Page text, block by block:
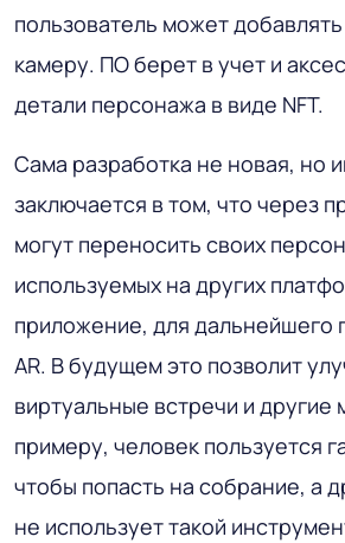
пользователь может
камеру. ПО берет в учет и
детали персонажа в виде NFT.
Сама разработка не новая, но
заключается в том, что через
могут переносить своих
используемых на других
приложение, для дальнейшего
AR. В будущем это позволит
виртуальные встречи и другие
примеру, человек пользуется
чтобы попасть на собрание, а
не использует такой